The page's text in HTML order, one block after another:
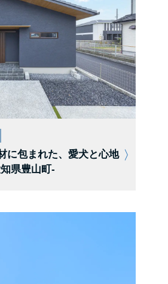
に包まれた、愛犬と心地
県豊山町-